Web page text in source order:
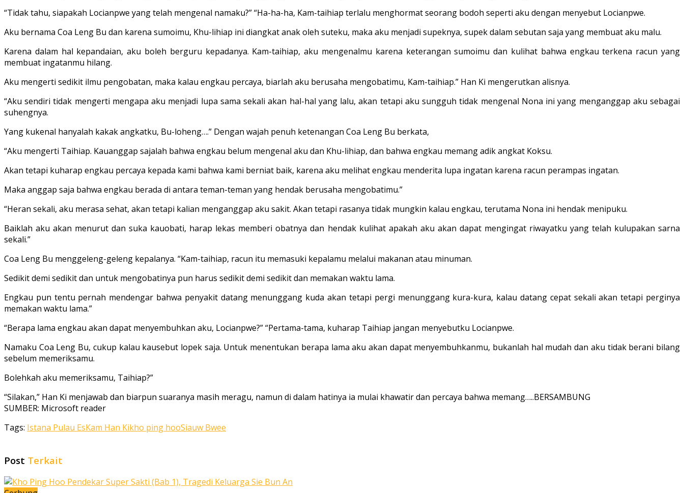
“Tidak tahu, siapakah Locianpwe yang telah mengenal namaku?” “Ha-ha-ha, Kam-taihiap terlalu menghormat seorang bodoh seperti aku dengan menyebut Locianpwe.
Aku bernama Coa Leng Bu dan karena sumoimu, Khu-lihiap ini diangkat anak oleh suteku, maka aku menjadi supeknya, supek dalam sebutan saja yang membuat aku malu.
Karena dalam hal kepandaian, aku boleh berguru kepadanya. Kam-taihiap, aku mengenalmu karena keterangan sumoimu dan kulihat bahwa engkau terkena racun yang
membuat ingatanmu hilang.
Aku mengerti sedikit ilmu pengobatan, maka kalau engkau percaya, biarlah aku berusaha mengobatimu, Kam-taihiap.” Han Ki mengerutkan alisnya.
“Aku sendiri tidak mengerti mengapa aku menjadi lupa sama sekali akan hal-hal yang lalu, akan tetapi aku sungguh tidak mengenal Nona ini yang menganggap aku sebagai
suhengnya.
Yang kukenal hanyalah kakak angkatku, Bu-loheng….” Dengan wajah penuh ketenangan Coa Leng Bu berkata,
“Aku mengerti Taihiap. Kauanggap sajalah bahwa engkau belum mengenal aku dan Khu-lihiap, dan bahwa engkau memang adik angkat Koksu.
Akan tetapi kuharap engkau percaya kepada kami bahwa kami berniat baik, karena aku melihat engkau menderita lupa ingatan karena racun perampas ingatan.
Maka anggap saja bahwa engkau berada di antara teman-teman yang hendak berusaha mengobatimu.”
“Heran sekali, aku merasa sehat, akan tetapi kalian menganggap aku sakit. Akan tetapi rasanya tidak mungkin kalau engkau, terutama Nona ini hendak menipuku.
Baiklah aku akan menurut dan suka kauobati, harap lekas memberi obatnya dan hendak kulihat apakah aku akan dapat mengingat riwayatku yang telah kulupakan sarna
sekali.”
Coa Leng Bu menggeleng-geleng kepalanya. “Kam-taihiap, racun itu memasuki kepalamu melalui makanan atau minuman.
Sedikit demi sedikit dan untuk mengobatinya pun harus sedikit demi sedikit dan memakan waktu lama.
Engkau pun tentu pernah mendengar bahwa penyakit datang menunggang kuda akan tetapi pergi menunggang kura-kura, kalau datang cepat sekali akan tetapi perginya
memakan waktu lama.”
“Berapa lama engkau akan dapat menyembuhkan aku, Locianpwe?” “Pertama-tama, kuharap Taihiap jangan menyebutku Locianpwe.
Namaku Coa Leng Bu, cukup kalau kausebut lopek saja. Untuk menentukan berapa lama aku akan dapat menyembuhkanmu, bukanlah hal mudah dan aku tidak berani bilang
sebelum memeriksamu.
Bolehkah aku memeriksamu, Taihiap?”
“Silakan,” Han Ki menjawab dan biarpun suaranya masih meragu, namun di dalam hatinya ia mulai khawatir dan percaya bahwa memang…..BERSAMBUNG
SUMBER: Microsoft reader
Tags: Istana Pulau EsKam Han Kikho ping hooSiauw Bwee
Post Terkait